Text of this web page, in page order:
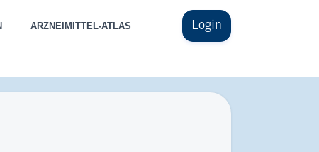
Login
ARZNEIMITTEL-ATLAS